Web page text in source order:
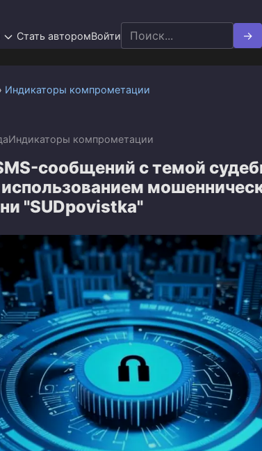
Стать авторомВойти Search
for:
Индикаторы компрометации
Индикаторы компрометации
сообщений с темой
использованием
"SUDpovistka"